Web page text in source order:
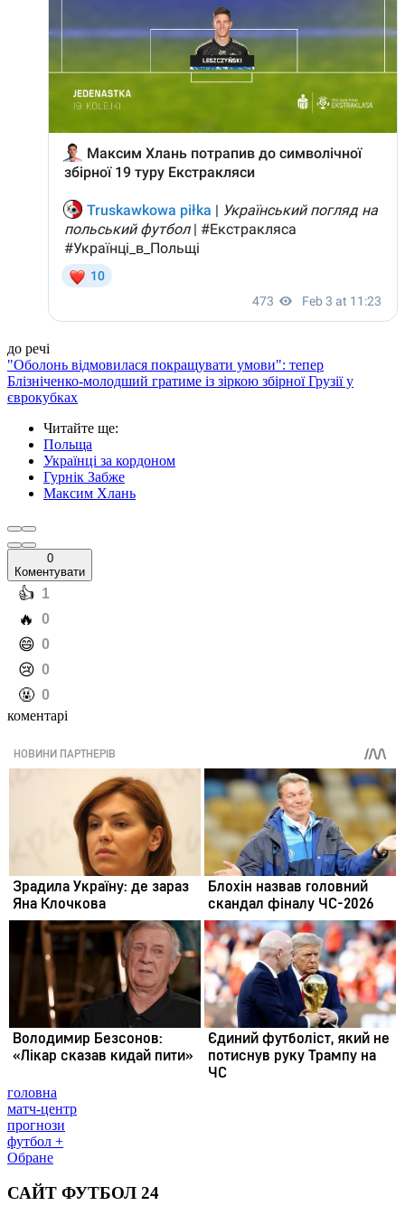
до речі
"Оболонь відмовилася покращувати умови": тепер
Блізніченко-молодший гратиме із зіркою збірної Грузії у
єврокубках
Читайте ще:
Польща
Українці за кордоном
Гурнік Забже
Максим Хлань
0
Коментувати
️👍 1
️🔥 0
️😄 0
️😢 0
️🤬 0
коментарі
головна
матч-центр
прогнози
футбол +
Обране
САЙТ ФУТБОЛ 24